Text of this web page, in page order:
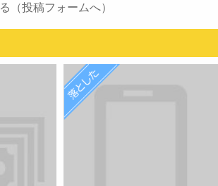
（投稿フォームへ）